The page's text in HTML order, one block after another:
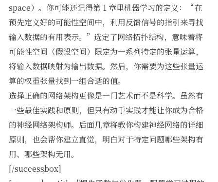
space）。你可能还记得第 1 章里机器学习的定义：“在
预先定义好的可能性空间中，利用反馈信号的指引来寻找
输入数据的有用表示。”选定了网络拓扑结构，意味着将
可能性空间（假设空间）限定为一系列特定的张量运算，
将输入数据映射为输出数据。然后，你需要为这些张量运
算的权重张量找到一组合适的值。
选择正确的网络架构更像是一门艺术而不是科学。虽然有
一些最佳实践和原则，但只有动手实践才能让你成为合格
的神经网络架构师。后面几章将教你构建神经网络的详细
原则，也会帮你建立直觉，明白对于特定问题哪些架构有
用、哪些架构无用。
[/successbox]